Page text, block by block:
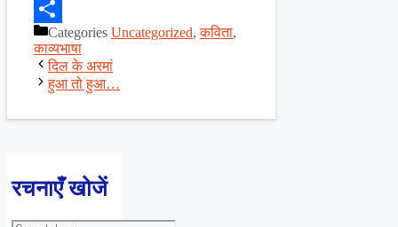
Facebook
ShareCategories Uncategorized,कविता,
काव्यभाषा
दिल के अरमां
हुआ तो हुआ…
रचनाएँ खोजें